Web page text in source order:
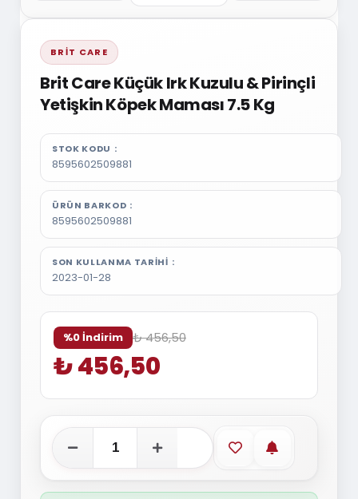
BRIT CARE
Brit Care Küçük Irk Kuzulu & Pirinçli
Yetişkin Köpek Maması 7.5 Kg
STOK KODU
8595602509881
ÜRÜN BARKOD
8595602509881
SON KULLANMA TARIHI
2023-01-28
%0 İndirim ₺ 456,50
₺ 456,50
Favorilere ekle
Stoğa